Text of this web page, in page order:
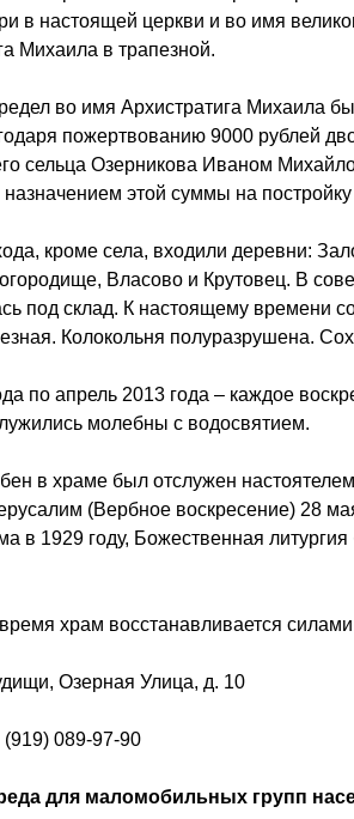
в настоящей церкви и во имя
Михаила в трапезной.
во имя Архистратига Михаила
пожертвованию 9000 рублей
сельца Озерникова Иваном
этой суммы на
кроме села, входили деревни:
Власово и Крутовец. В
под склад. К настоящему времени
Колокольня полуразрушена.
по апрель 2013 года – каждое
молебны с водосвятием.
в храме был отслужен
(Вербное воскресение) 28
в 1929 году, Божественная
храм восстанавливается
Озерная Улица, д. 10
(919) 089-97-90
для маломобильных групп